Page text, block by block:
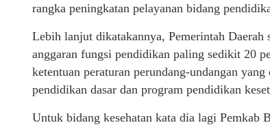
rangka peningkatan pelayanan bidang
Lebih lanjut dikatakannya, Pemerintah Daerah
anggaran fungsi pendidikan paling sedikit 20
ketentuan peraturan perundang-undangan
pendidikan dasar dan program pendidikan
Untuk bidang kesehatan kata dia lagi Pemkab